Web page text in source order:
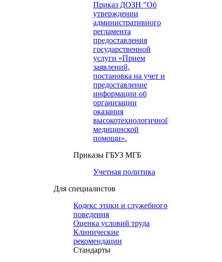
Приказ ДОЗН "Об
утверждении
административного
регламента
предоставления
государственной
услуги «Прием
заявлений,
постановка на учет и
предоставление
информации об
организации
оказания
высокотехнологичной
медицинской
помощи».
Приказы ГБУЗ МГБ
Учетная политика
Для специалистов
Кодекс этики и служебного
поведения
Оценка условий труда
Клинические
рекомендации
Cтандарты